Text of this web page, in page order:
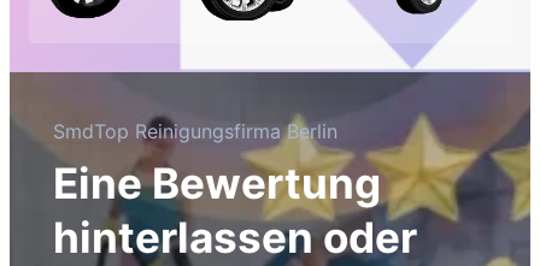
SmdTop Reinigungsfirma Berlin
Eine Bewertung
hinterlassen oder